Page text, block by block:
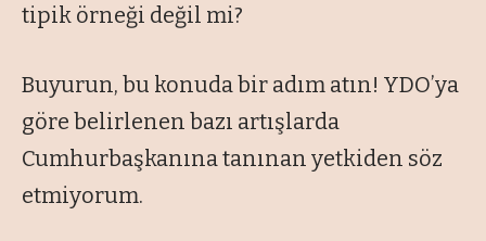
tipik örneği değil mi?
Buyurun, bu konuda bir adım atın! YDO’ya
göre belirlenen bazı artışlarda
Cumhurbaşkanına tanınan yetkiden söz
etmiyorum.